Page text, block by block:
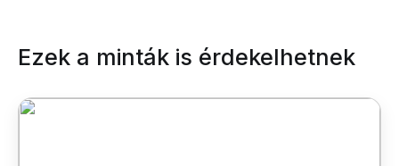
Ezek a minták is érdekelhetnek